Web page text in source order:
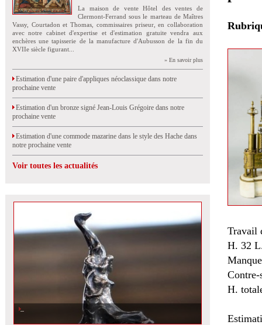
La maison de vente Hôtel des ventes de
Clermont-Ferrand sous le marteau de Maîtres
Vassy, Courtadon et Thomas, commissaires priseur, en collaboration
avec notre cabinet d'expertise et d'estimation gratuite vendra aux
enchères une tapisserie de la manufacture d'Aubusson de la fin du
XVIIe siècle figurant...
» En savoir plus
Estimation d'une paire d'appliques néoclassique dans notre
prochaine vente
Estimation d'un bronze signé Jean-Louis Grégoire dans notre
prochaine vente
Estimation d'une commode mazarine dans le style des Hache dans
notre prochaine vente
Voir toutes les actualités
Travail
H. 32
Contre-
H.